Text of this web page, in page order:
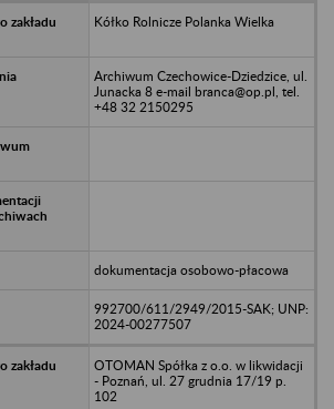
Kółko Rolnicze Polanka Wielka
Archiwum Czechowice-Dziedzice, ul.
Junacka 8 e-mail branca@op.pl, tel.
+48 32 2150295
dokumentacja osobowo-płacowa
992700/611/2949/2015-SAK; UNP:
2024-00277507
OTOMAN Spółka z o.o. w likwidacji
- Poznań, ul. 27 grudnia 17/19 p.
102